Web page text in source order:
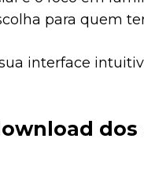
para quem
interface